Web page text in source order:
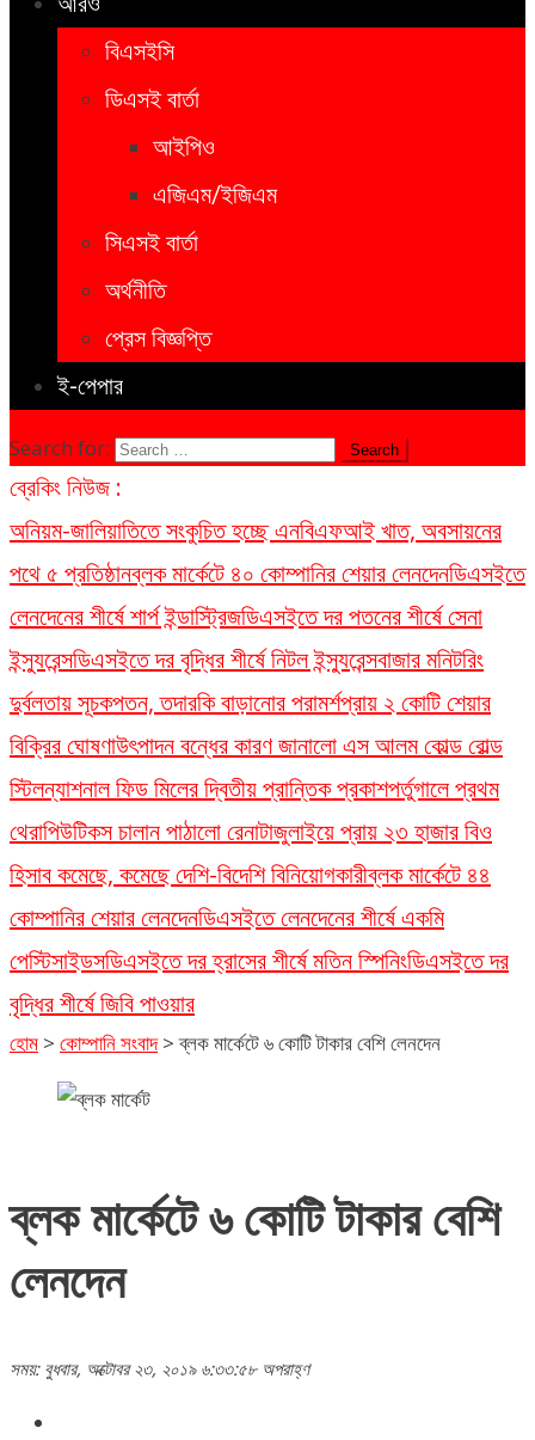
বিএসইসি
ডিএসই বার্তা
আইপিও
এজিএম/ইজিএম
সিএসই বার্তা
অর্থনীতি
প্রেস বিজ্ঞপ্তি
ই-পেপার
Search for:
ব্রেকিং নিউজ :
অনিয়ম-জালিয়াতিতে সংকুচিত হচ্ছে এনবিএফআই খাত, অবসায়নের
পথে ৫ প্রতিষ্ঠানব্লক মার্কেটে ৪০ কোম্পানির শেয়ার লেনদেনডিএসইতে
লেনদেনের শীর্ষে শার্প ইন্ডাস্ট্রিজডিএসইতে দর পতনের শীর্ষে সেনা
ইন্স্যুরেন্সডিএসইতে দর বৃদ্ধির শীর্ষে নিটল ইন্স্যুরেন্সবাজার মনিটরিং
দুর্বলতায় সূচকপতন, তদারকি বাড়ানোর পরামর্শপ্রায় ২ কোটি শেয়ার
বিক্রির ঘোষণাউৎপাদন বন্ধের কারণ জানালো এস আলম কোল্ড রোল্ড
স্টিলন্যাশনাল ফিড মিলের দ্বিতীয় প্রান্তিক প্রকাশপর্তুগালে প্রথম
থেরাপিউটিকস চালান পাঠালো রেনাটাজুলাইয়ে প্রায় ২৩ হাজার বিও
হিসাব কমেছে, কমেছে দেশি-বিদেশি বিনিয়োগকারীব্লক মার্কেটে ৪৪
কোম্পানির শেয়ার লেনদেনডিএসইতে লেনদেনের শীর্ষে একমি
পেস্টিসাইডসডিএসইতে দর হ্রাসের শীর্ষে মতিন স্পিনিংডিএসইতে দর
বৃদ্ধির শীর্ষে জিবি পাওয়ার
হোম > কোম্পানি সংবাদ > ব্লক মার্কেটে ৬ কোটি টাকার বেশি লেনদেন
ব্লক মার্কেটে ৬ কোটি টাকার বেশি
লেনদেন
সময়: বুধবার, অক্টোবর ২৩, ২০১৯ ৬:৩৩:৫৮ অপরাহ্ণ